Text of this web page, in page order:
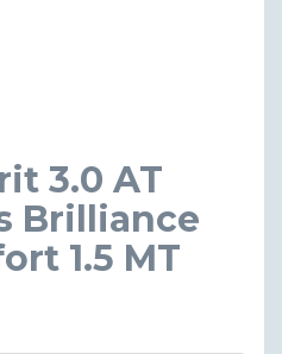
3.0 AT
Brilliance
1.5 MT